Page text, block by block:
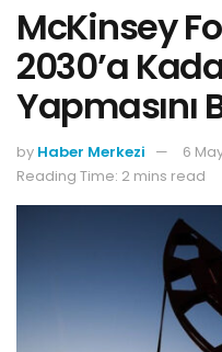
McKinsey
2030’a
Yapmasını
by Haber Merkezi
6
Reading Time: 2 mins read